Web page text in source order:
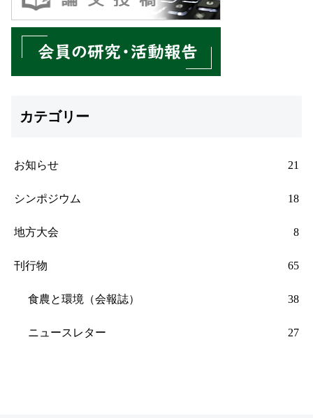
カテゴリー
お知らせ 21
シンポジウム 18
地方大会 8
刊行物 65
食農と環境（会報誌） 38
ニュースレター 27